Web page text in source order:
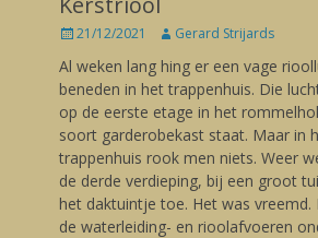
Posted
21/12/2021 Author
Gerard Strijards
Al weken lang hing er een vage
beneden in het trappenhuis. Die
op de eerste etage in het
soort garderobekast staat. Maar in
trappenhuis rook men niets. Weer
de derde verdieping, bij een groot
het daktuintje toe. Het was vreemd.
de waterleiding- en rioolafvoeren